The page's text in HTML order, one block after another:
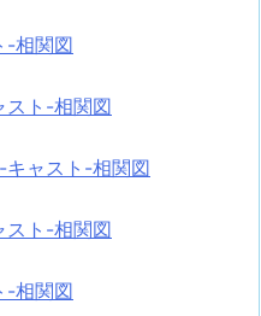
-相関図
スト-相関図
ャスト-相関図
スト-相関図
-相関図